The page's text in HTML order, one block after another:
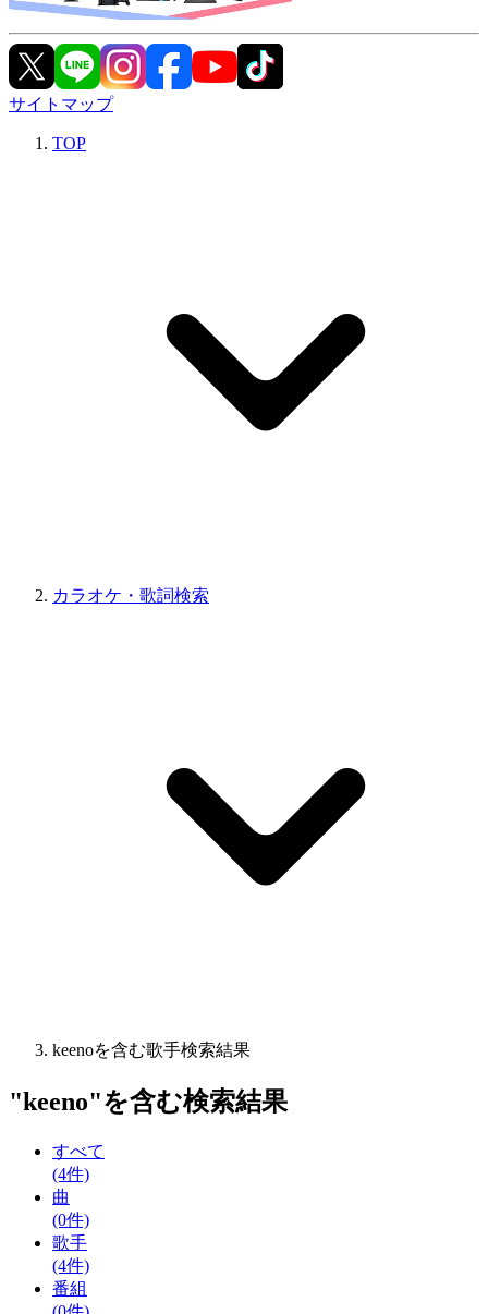
サイトマップ
TOP
カラオケ・歌詞検索
keenoを含む歌手検索結果
"keeno"を含む検索結果
すべて
(4件)
曲
(0件)
歌手
(4件)
番組